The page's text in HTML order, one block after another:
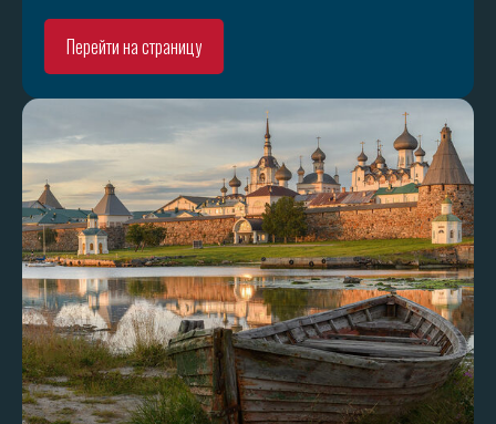
Перейти на страницу